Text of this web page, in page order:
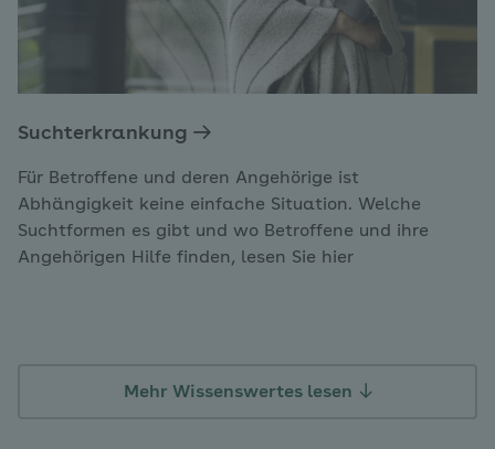
Suchterkrankung
Für Betroffene und deren Angehörige ist
Abhängigkeit keine einfache Situation. Welche
Suchtformen es gibt und wo Betroffene und ihre
Angehörigen Hilfe finden, lesen Sie hier
Mehr Wissenswertes lesen